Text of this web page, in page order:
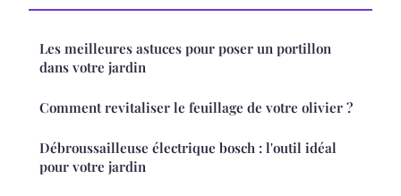
Les meilleures astuces pour poser un portillon
dans votre jardin
Comment revitaliser le feuillage de votre olivier ?
Débroussailleuse électrique bosch : l'outil idéal
pour votre jardin